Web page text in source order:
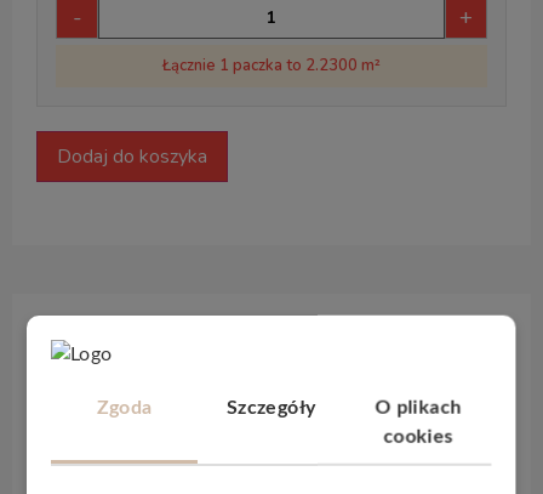
- +
Łącznie 1 paczka to 2.2300 m²
Dodaj do koszyka
Panele winylowe
Bestlaminate Adduri
charakteryzują się naturalnymi odcieniami brązu, które
Zgoda Szczegóły
O plikach
cookies